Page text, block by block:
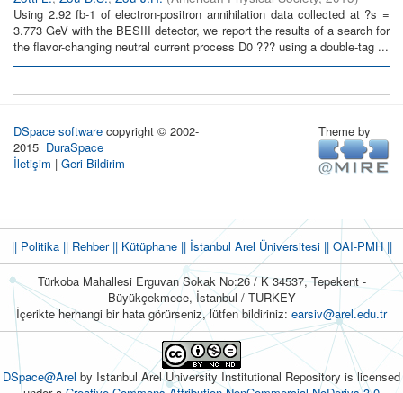
Using 2.92 fb-1 of electron-positron annihilation data collected at ?s =
3.773 GeV with the BESIII detector, we report the results of a search for
the flavor-changing neutral current process D0 ??? using a double-tag ...
DSpace software copyright © 2002-
2015 DuraSpace
İletişim | Geri Bildirim
Theme by
|| Politika|| Rehber|| Kütüphane|| İstanbul Arel Üniversitesi ||OAI-PMH ||
Türkoba Mahallesi Erguvan Sokak No:26 / K 34537, Tepekent -
Büyükçekmece, İstanbul / TURKEY
İçerikte herhangi bir hata görürseniz, lütfen bildiriniz: earsiv@arel.edu.tr
DSpace@Arel by Istanbul Arel University Institutional Repository is licensed